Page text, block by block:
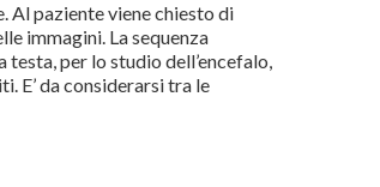
Al paziente viene chiesto di
immagini. La sequenza
per lo studio dell’encefalo,
E’ da considerarsi tra le